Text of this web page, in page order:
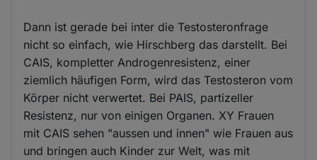
Dann ist gerade bei inter die Testosteronfrage
nicht so einfach, wie Hirschberg das darstellt. Bei
CAIS, kompletter Androgenresistenz, einer
ziemlich häufigen Form, wird das Testosteron vom
Körper nicht verwertet. Bei PAIS, partizeller
Resistenz, nur von einigen Organen. XY Frauen
mit CAIS sehen "aussen und innen" wie Frauen aus
und bringen auch Kinder zur Welt, was mit